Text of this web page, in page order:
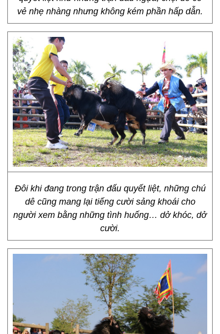
vẻ nhẹ nhàng nhưng không kém phần hấp dẫn.
Đôi khi đang trong trận đấu quyết liệt, những chú
dê cũng mang lại tiếng cười sảng khoái cho
người xem bằng những tình huống… dở khóc, dở
cười.